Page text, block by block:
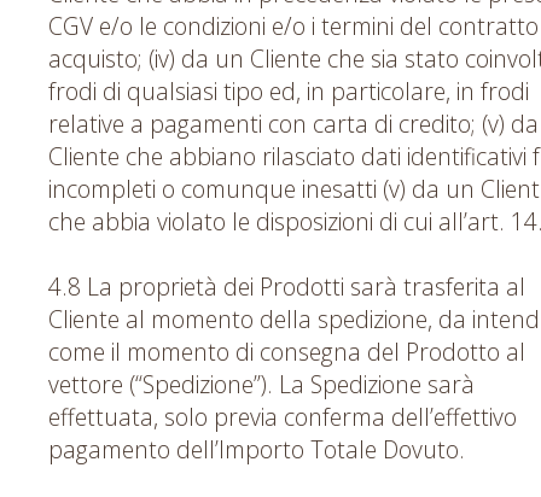
CGV e/o le condizioni e/o i termini del
acquisto; (iv) da un Cliente che sia stato
frodi di qualsiasi tipo ed, in particolare, in frodi
relative a pagamenti con carta di credito; (v)
Cliente che abbiano rilasciato dati identificativi
incompleti o comunque inesatti (v) da un
che abbia violato le disposizioni di cui all’art.
4.8 La proprietà dei Prodotti sarà trasferita al
Cliente al momento della spedizione, da
come il momento di consegna del Prodotto al
vettore (“Spedizione”). La Spedizione sarà
effettuata, solo previa conferma dell’effettivo
pagamento dell’Importo Totale Dovuto.